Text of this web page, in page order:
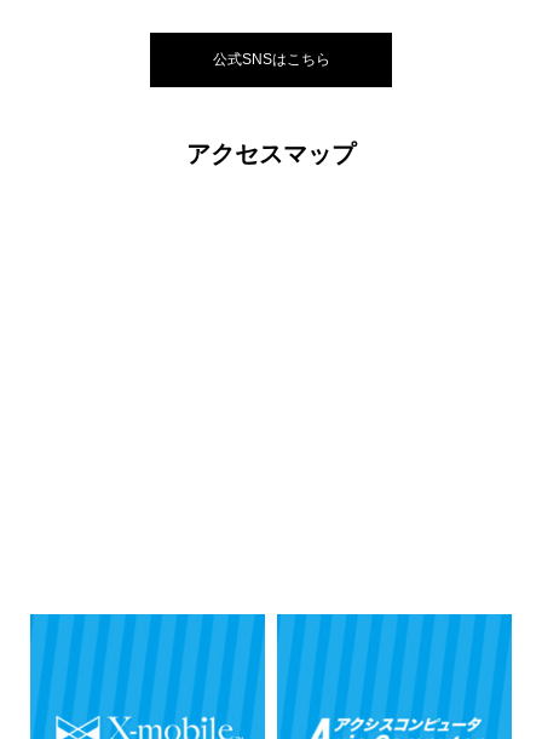
公式SNSはこちら
アクセスマップ